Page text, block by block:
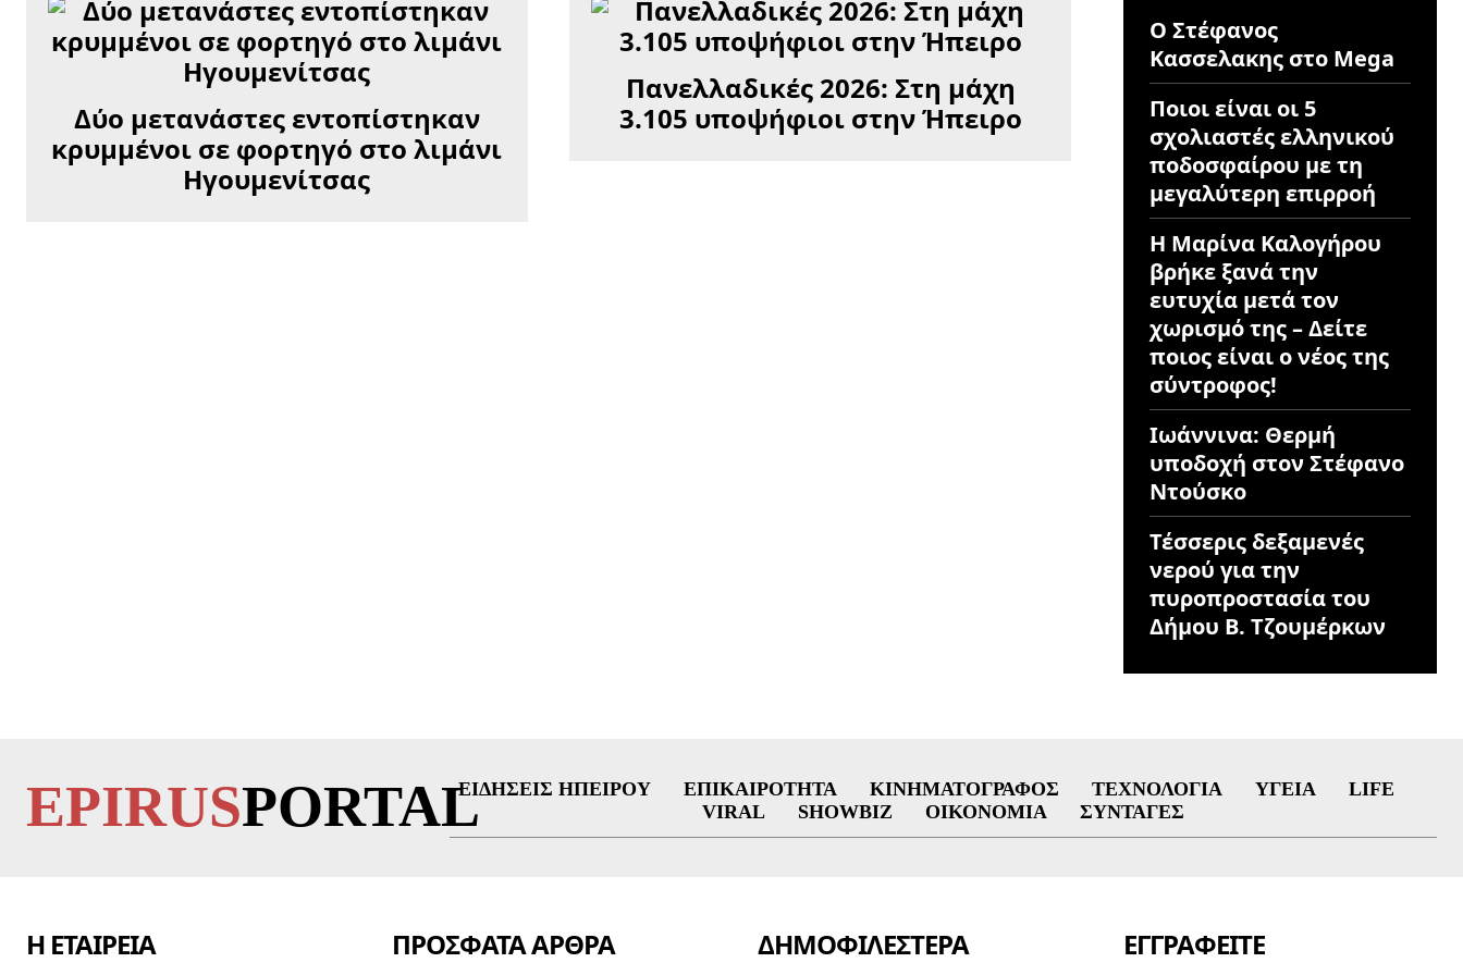
Δύο μετανάστες εντοπίστηκαν
κρυμμένοι σε φορτηγό στο λιμάνι
Ηγουμενίτσας
Πανελλαδικές 2026: Στη μάχη
3.105 υποψήφιοι στην Ήπειρο
Ο Στέφανος
Κασσελακης στο Mega
Ποιοι είναι οι 5
σχολιαστές ελληνικού
ποδοσφαίρου με τη
μεγαλύτερη επιρροή
Η Μαρίνα Καλογήρου
βρήκε ξανά την
ευτυχία μετά τον
χωρισμό της – Δείτε
ποιος είναι ο νέος της
σύντροφος!
Ιωάννινα: Θερμή
υποδοχή στον Στέφανο
Ντούσκο
Τέσσερις δεξαμενές
νερού για την
πυροπροστασία του
Δήμου Β. Τζουμέρκων
EPIRUSPORTALΕΙΔΉΣΕΙΣ ΗΠΕΊΡΟΥ ΕΠΙΚΑΙΡΌΤΗΤΑ ΚΙΝΗΜΑΤΟΓΡΆΦΟΣ ΤΕΧΝΟΛΟΓΊΑ ΥΓΕΊΑ
LIFE
VIRAL
SHOWBIZ ΟΙΚΟΝΟΜΊΑ ΣΥΝΤΑΓΈΣ
Η ΕΤΑΙΡΕΙΑ ΠΡΟΣΦΑΤΑ ΑΡΘΡΑ ΔΗΜΟΦΙΛΈΣΤΕΡΑ ΕΓΓΡΑΦΕΊΤΕ